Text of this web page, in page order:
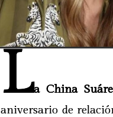
La China
aniversario de